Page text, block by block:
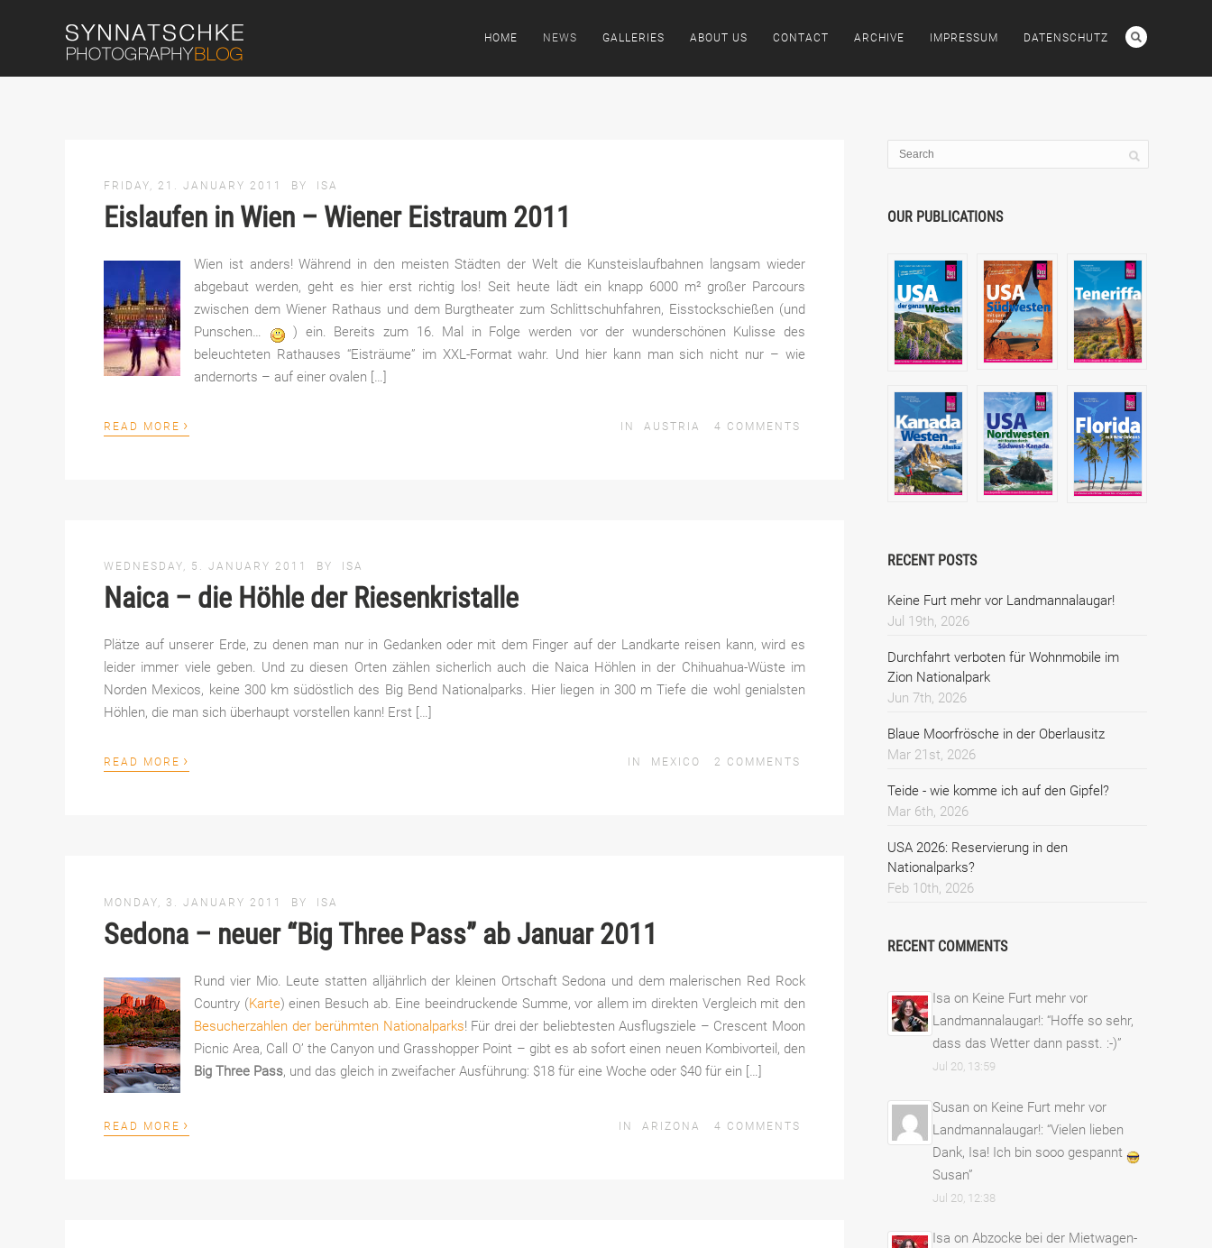
HOME NEWS GALLERIES ABOUT US CONTACT ARCHIVE IMPRESSUM DATENSCHUTZ
FRIDAY, 21. JANUARY 2011 BY ISA
Eislaufen in Wien – Wiener Eistraum 2011
Wien ist anders! Während in den meisten Städten der Welt die Kunsteislaufbahnen langsam wieder
abgebaut werden, geht es hier erst richtig los! Seit heute lädt ein knapp 6000 m² großer Parcours
zwischen dem Wiener Rathaus und dem Burgtheater zum Schlittschuhfahren, Eisstockschießen (und
Punschen…
) ein. Bereits zum 16. Mal in Folge werden vor der wunderschönen Kulisse des
beleuchteten Rathauses “Eisträume” im XXL-Format wahr. Und hier kann man sich nicht nur – wie
andernorts – auf einer ovalen […]
READ MORE › IN AUSTRIA 4 COMMENTS
WEDNESDAY, 5. JANUARY 2011 BY ISA
Naica – die Höhle der Riesenkristalle
Plätze auf unserer Erde, zu denen man nur in Gedanken oder mit dem Finger auf der Landkarte reisen kann, wird es
leider immer viele geben. Und zu diesen Orten zählen sicherlich auch die Naica Höhlen in der Chihuahua-Wüste im
Norden Mexicos, keine 300 km südöstlich des Big Bend Nationalparks. Hier liegen in 300 m Tiefe die wohl genialsten
Höhlen, die man sich überhaupt vorstellen kann! Erst […]
READ MORE › IN MEXICO 2 COMMENTS
MONDAY, 3. JANUARY 2011 BY ISA
Sedona – neuer “Big Three Pass” ab Januar 2011
Rund vier Mio. Leute statten alljährlich der kleinen Ortschaft Sedona und dem malerischen Red Rock
Country (Karte) einen Besuch ab. Eine beeindruckende Summe, vor allem im direkten Vergleich mit den
Besucherzahlen der berühmten Nationalparks! Für drei der beliebtesten Ausflugsziele – Crescent Moon
Picnic Area, Call O’ the Canyon und Grasshopper Point – gibt es ab sofort einen neuen Kombivorteil, den
Big Three Pass, und das gleich in zweifacher Ausführung: $18 für eine Woche oder $40 für ein […]
READ MORE › IN ARIZONA 4 COMMENTS
OUR PUBLICATIONS
RECENT POSTS
Keine Furt mehr vor Landmannalaugar!
Jul 19th, 2026
Durchfahrt verboten für Wohnmobile im
Zion Nationalpark
Jun 7th, 2026
Blaue Moorfrösche in der Oberlausitz
Mar 21st, 2026
Teide - wie komme ich auf den Gipfel?
Mar 6th, 2026
USA 2026: Reservierung in den
Nationalparks?
Feb 10th, 2026
RECENT COMMENTS
Isa on Keine Furt mehr vor
Landmannalaugar!: “Hoffe so sehr,
dass das Wetter dann passt. :-)”
Jul 20, 13:59
Susan on Keine Furt mehr vor
Landmannalaugar!: “Vielen lieben
Dank, Isa! Ich bin sooo gespannt
Susan”
Jul 20, 12:38
Isa on Abzocke bei der Mietwagen-